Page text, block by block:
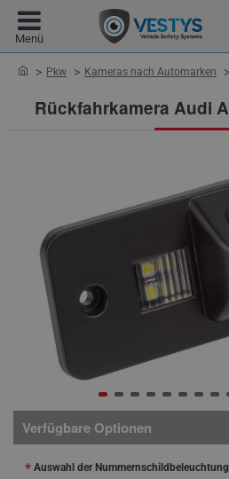
Rückfahrkamera Audi
homePkw Kameras nach Automarken
Verfügbare Optionen
Auswahl der